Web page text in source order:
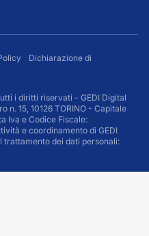
Dichiarazione di
i diritti riservati - GEDI Digital
n. 15, 10126 TORINO - Capitale
Iva e Codice Fiscale:
e coordinamento di GEDI
trattamento dei dati personali: